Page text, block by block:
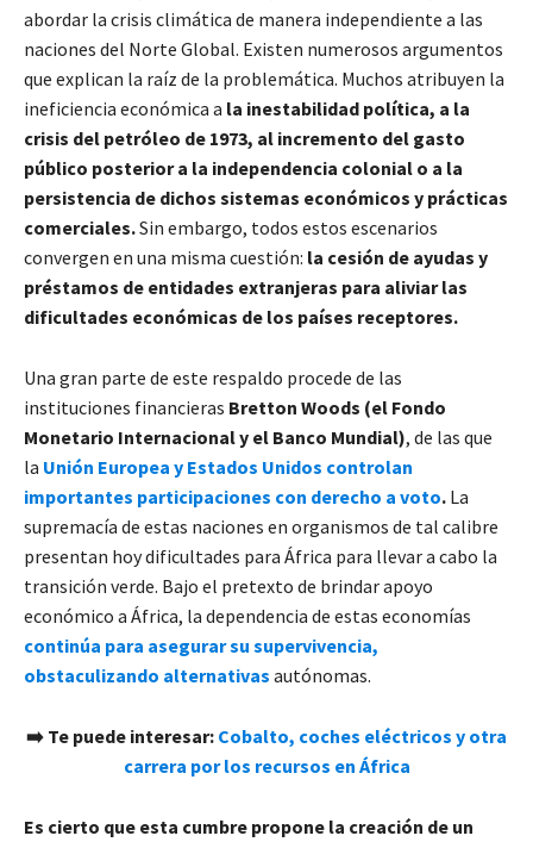
abordar la crisis climática de manera independiente a las
naciones del Norte Global. Existen numerosos argumentos
que explican la raíz de la problemática. Muchos atribuyen la
ineficiencia económica a la inestabilidad política, a la
crisis del petróleo de 1973, al incremento del gasto
público posterior a la independencia colonial o a la
persistencia de dichos sistemas económicos y prácticas
comerciales.Sin embargo, todos estos escenarios
convergen en una misma cuestión: la cesión de ayudas y
préstamos de entidades extranjeras para aliviar las
dificultades económicas de los países receptores.
Una gran parte de este respaldo procede de las
instituciones financieras Bretton Woods (el Fondo
Monetario Internacional y el Banco Mundial), de las que
la Unión Europea y Estados Unidos controlan
importantes participaciones con derecho a voto. La
supremacía de estas naciones en organismos de tal calibre
presentan hoy dificultades para África para llevar a cabo la
transición verde. Bajo el pretexto de brindar apoyo
económico a África, la dependencia de estas economías
continúa para asegurar su supervivencia,
obstaculizando alternativas autónomas.
➡️ Te puede interesar: Cobalto, coches eléctricos y otra
carrera por los recursos en África
Es cierto que esta cumbre propone la creación de un